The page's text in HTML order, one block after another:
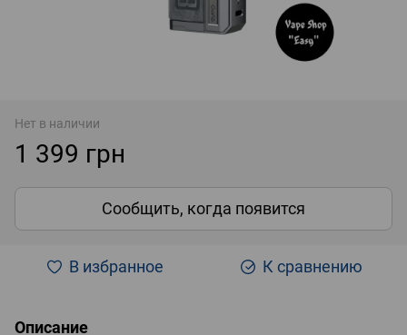
Нет в наличии
1 399 грн
Сообщить, когда появится
В избранное К сравнению
Описание